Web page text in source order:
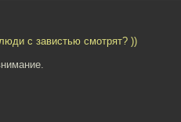
с завистью смотрят? ))